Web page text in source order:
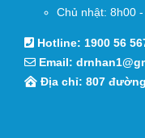
Chủ nhật: 8h00
Hotline: 1900 56
Email:
Địa chỉ: 807